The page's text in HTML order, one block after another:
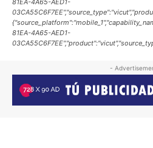
81EA-4A65-AED1-
81EA-4A65-AED1-
-